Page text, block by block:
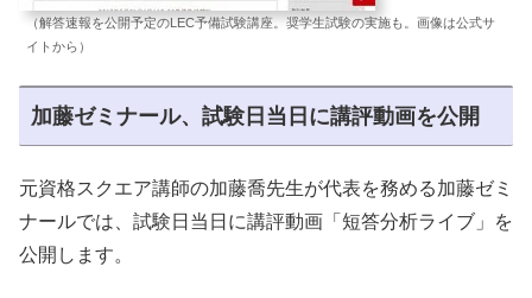
（解答速報を公開予定のLEC予備試験講座。奨学生試験の実施も。画像は公式サ
イトから）
加藤ゼミナール、試験日当日に講評動画を公開
元資格スクエア講師の加藤喬先生が代表を務める加藤ゼミ
ナールでは、試験日当日に講評動画「短答分析ライブ」を
公開します。